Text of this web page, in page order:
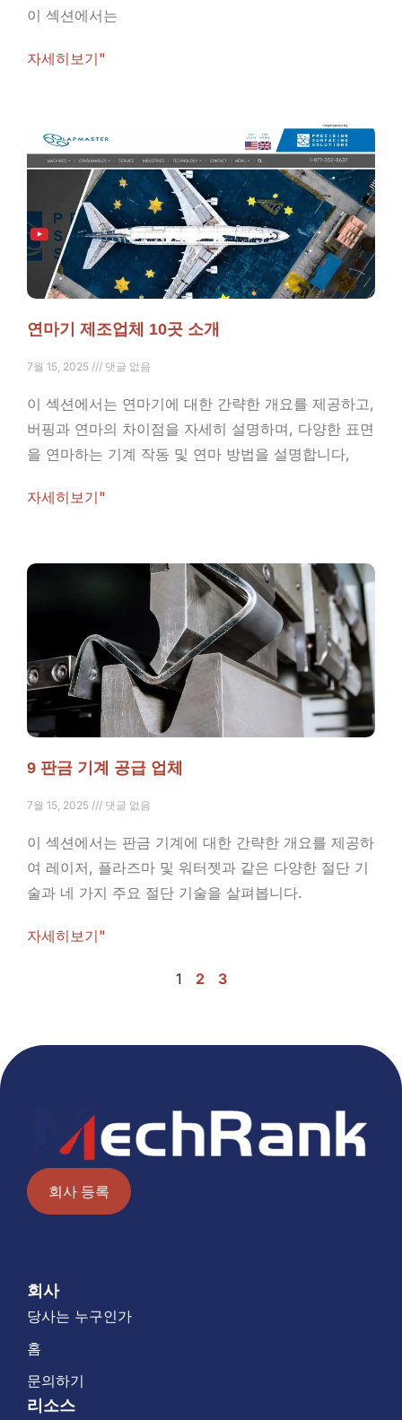
이 섹션에서는
자세히보기"
연마기 제조업체 10곳 소개
7월 15, 2025 댓글 없음
이 섹션에서는 연마기에 대한 간략한 개요를 제공하고,
버핑과 연마의 차이점을 자세히 설명하며, 다양한 표면
을 연마하는 기계 작동 및 연마 방법을 설명합니다,
자세히보기"
9 판금 기계 공급 업체
7월 15, 2025 댓글 없음
이 섹션에서는 판금 기계에 대한 간략한 개요를 제공하
여 레이저, 플라즈마 및 워터젯과 같은 다양한 절단 기
술과 네 가지 주요 절단 기술을 살펴봅니다.
자세히보기"
1 2 3
회사 등록
회사
당사는 누구인가
홈
문의하기
리소스